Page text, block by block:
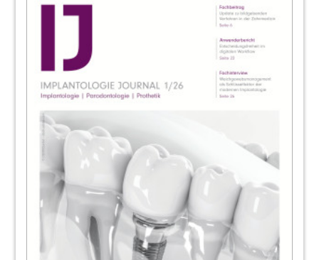
84